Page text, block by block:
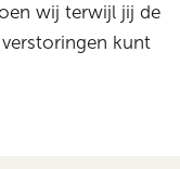
wij terwijl jij de
kunt